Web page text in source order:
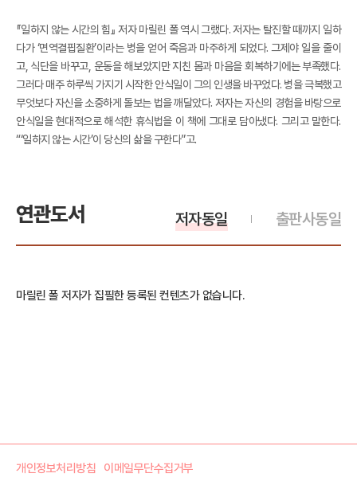
『일하지 않는 시간의 힘』 저자 마릴린 폴 역시 그랬다. 저자는 탈진할 때까지 일하
다가 ‘면역결핍질환’이라는 병을 얻어 죽음과 마주하게 되었다. 그제야 일을 줄이
고, 식단을 바꾸고, 운동을 해보았지만 지친 몸과 마음을 회복하기에는 부족했다.
그러다 매주 하루씩 가지기 시작한 안식일이 그의 인생을 바꾸었다. 병을 극복했고
무엇보다 자신을 소중하게 돌보는 법을 깨달았다. 저자는 자신의 경험을 바탕으로
안식일을 현대적으로 해석한 휴식법을 이 책에 그대로 담아냈다. 그리고 말한다.
“‘일하지 않는 시간’이 당신의 삶을 구한다”고.
연관도서 출판사동일
저자동일
마릴린 폴 저자가 집필한 등록된 컨텐츠가 없습니다.
개인정보처리방침 이메일무단수집거부